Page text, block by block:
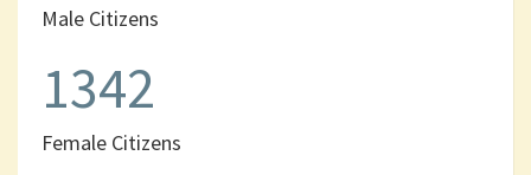
Male Citizens
1342
Female Citizens